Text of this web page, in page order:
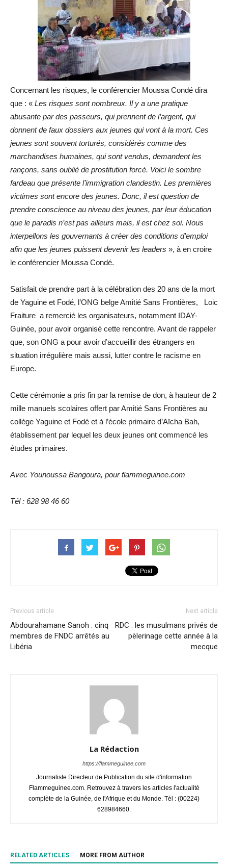
Concernant les risques, le conférencier Moussa Condé dira
que : « Les risques sont nombreux. Il y a une pratique
abusante par des passeurs, qui prennent de l’argent, qui
donnent de faux dossiers aux jeunes qui vont à la mort. Ces
jeunes sont souvent torturés, considérés comme des
marchandises humaines, qui sont vendus, demandent les
rançons, sans oublié de prostitution forcé. Voici le sombre
fardeau que présente l’immigration clandestin. Les premières
victimes sont encore des jeunes. Donc, il est question de
prendre conscience au niveau des jeunes, par leur éducation
que le paradis n’est pas ailleurs mais, il est chez soi. Nous
interpellons les gouvernants à créer des conditions d’emploi
afin que les jeunes puissent devenir les leaders », à en croire
le conférencier Moussa Condé.
Satisfait de prendre part à la célébration des 20 ans de la mort
de Yaguine et Fodé, l’ONG belge Amitié Sans Frontières, Loic
Fraiture a remercié les organisateurs, notamment IDAY-
Guinée, pour avoir organisé cette rencontre. Avant de rappeler
que, son ONG a pour avoir d’accueillir des étrangers en
situation irrégulière mais aussi, lutter contre le racisme en
Europe.
Cette cérémonie a pris fin par la remise de don, à hauteur de 2
mille manuels scolaires offert par Amitié Sans Frontières au
collège Yaguine et Fodé et à l’école primaire d’Aïcha Bah,
établissement par lequel les deux jeunes ont commencé les
études primaires.
Avec Younoussa Bangoura, pour flammeguinee.com
Tél : 628 98 46 60
Previous article
Abdourahamane Sanoh : cinq
membres de FNDC arrêtés au
Libéria
Next article
RDC : les musulmans privés de
pèlerinage cette année à la
mecque
La Rédaction
https://flammeguinee.com
Journaliste Directeur de Publication du site d'information
Flammeguinee.com. Retrouvez à travers les articles l'actualité
complète de la Guinée, de l'Afrique et du Monde. Tél : (00224)
628984660.
RELATED ARTICLES MORE FROM AUTHOR